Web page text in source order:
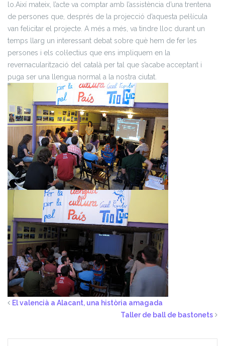
lo. Així mateix,
l’acte va comptar amb l’assistència d’una trentena
de persones que, després de la projecció d’aquesta pel·lícula
van felicitar el projecte. A més a més, va tindre lloc durant un
temps llarg un interessant debat sobre què hem de fer les
persones i els col·lectius que ens impliquem en la
revernacularització del català per tal que s’acabe acceptant i
puga ser una llengua normal a la nostra ciutat.
El valencià a Alacant, una història amagada
Taller de ball de bastonets